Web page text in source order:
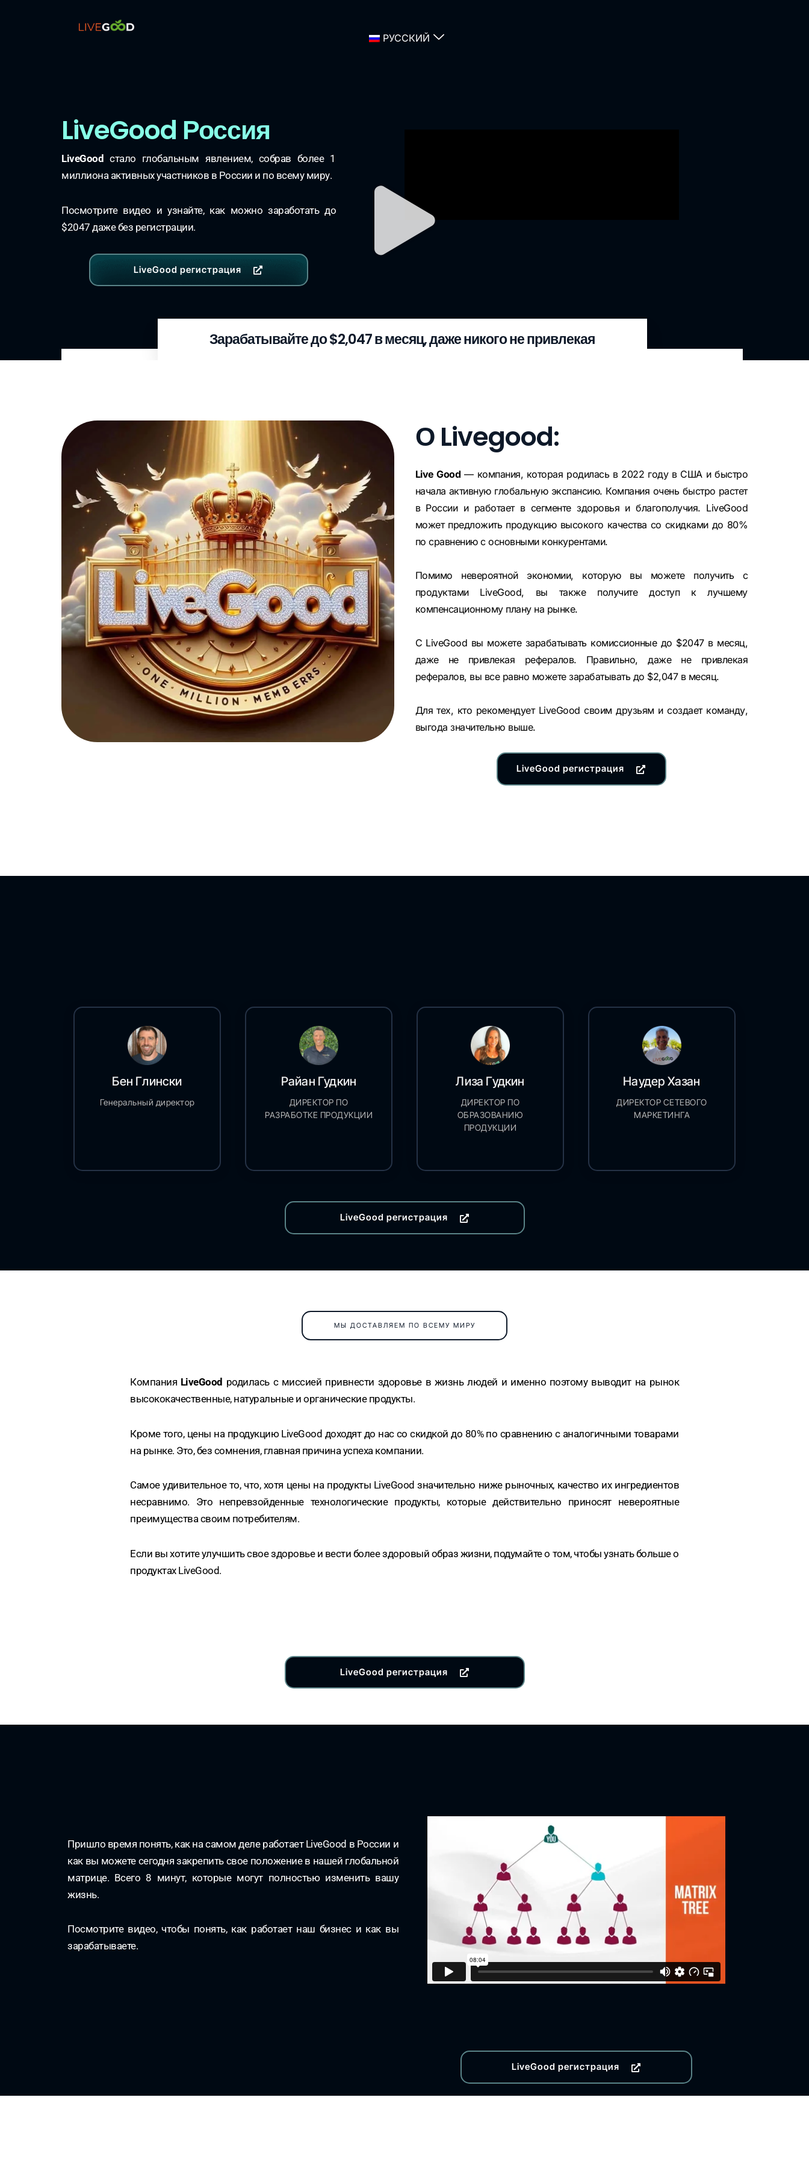
РУССКИЙ
LiveGood Россия
LiveGood стало глобальным явлением, собрав более 1
миллиона активных участников в России и по всему миру.
Посмотрите видео и узнайте, как можно заработать до
$2047 даже без регистрации.
LiveGood регистрация
Зарабатывайте до $2,047 в месяц, даже никого не привлекая
О Livegood:
Live Good — компания, которая родилась в 2022 году в США и быстро
начала активную глобальную экспансию. Компания очень быстро растет
в России и работает в сегменте здоровья и благополучия. LiveGood
может предложить продукцию высокого качества со скидками до 80%
по сравнению с основными конкурентами.
Помимо невероятной экономии, которую вы можете получить с
продуктами LiveGood, вы также получите доступ к лучшему
компенсационному плану на рынке.
С LiveGood вы можете зарабатывать комиссионные до $2047 в месяц,
даже не привлекая рефералов. Правильно, даже не привлекая
рефералов, вы все равно можете зарабатывать до $2,047 в месяц.
Для тех, кто рекомендует LiveGood своим друзьям и создает команду,
выгода значительно выше.
LiveGood регистрация
Бен Глински
Генеральный директор
Райан Гудкин
ДИРЕКТОР ПО
РАЗРАБОТКЕ ПРОДУКЦИИ
Лиза Гудкин
ДИРЕКТОР ПО
ОБРАЗОВАНИЮ
ПРОДУКЦИИ
Наудер Хазан
ДИРЕКТОР СЕТЕВОГО
МАРКЕТИНГА
LiveGood регистрация
МЫ ДОСТАВЛЯЕМ ПО ВСЕМУ МИРУ
Компания LiveGood родилась с миссией привнести здоровье в жизнь людей и именно поэтому выводит на рынок
высококачественные, натуральные и органические продукты.
Кроме того, цены на продукцию LiveGood доходят до нас со скидкой до 80% по сравнению с аналогичными товарами
на рынке. Это, без сомнения, главная причина успеха компании.
Самое удивительное то, что, хотя цены на продукты LiveGood значительно ниже рыночных, качество их ингредиентов
несравнимо. Это непревзойденные технологические продукты, которые действительно приносят невероятные
преимущества своим потребителям.
Если вы хотите улучшить свое здоровье и вести более здоровый образ жизни, подумайте о том, чтобы узнать больше о
продуктах LiveGood.
LiveGood регистрация
Пришло время понять, как на самом деле работает LiveGood в России и
как вы можете сегодня закрепить свое положение в нашей глобальной
матрице. Всего 8 минут, которые могут полностью изменить вашу
жизнь.
Посмотрите видео, чтобы понять, как работает наш бизнес и как вы
зарабатываете.
LiveGood регистрация